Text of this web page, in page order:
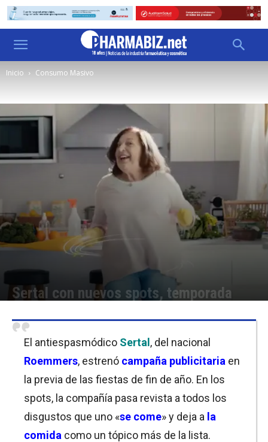
Inicio Consumo Masivo
Sertal con nuevos spots, temporada
El antiespasmódico Sertal , del nacional
Roemmers, estrenó campaña publicitaria en
la previa de las fiestas de fin de año. En los
spots, la compañía pasa revista a todos los
disgustos que uno «se come» y deja a la
comida como un tópico más de la lista.